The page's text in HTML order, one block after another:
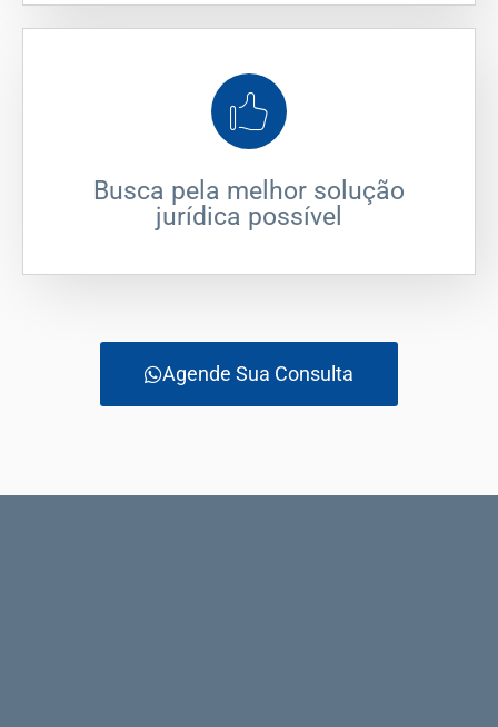
Busca pela melhor solução
jurídica possível
Agende Sua Consulta